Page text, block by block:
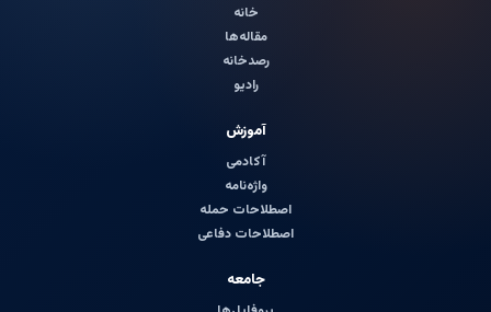
خانه
مقاله‌ها
رصدخانه
رادیو
آموزش
آکادمی
واژه‌نامه
اصطلاحات حمله
اصطلاحات دفاعی
جامعه